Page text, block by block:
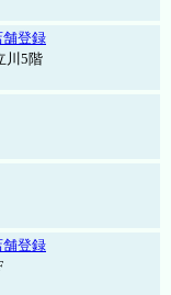
舗登録
川5階
舗登録